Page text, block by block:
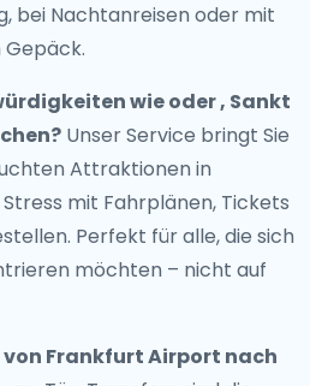
bei Nachtanreisen oder mit
wie oder , Sankt
Unser Service bringt Sie
Attraktionen in
mit Fahrplänen, Tickets
Perfekt für alle, die sich
möchten – nicht auf
von Frankfurt Airport nach